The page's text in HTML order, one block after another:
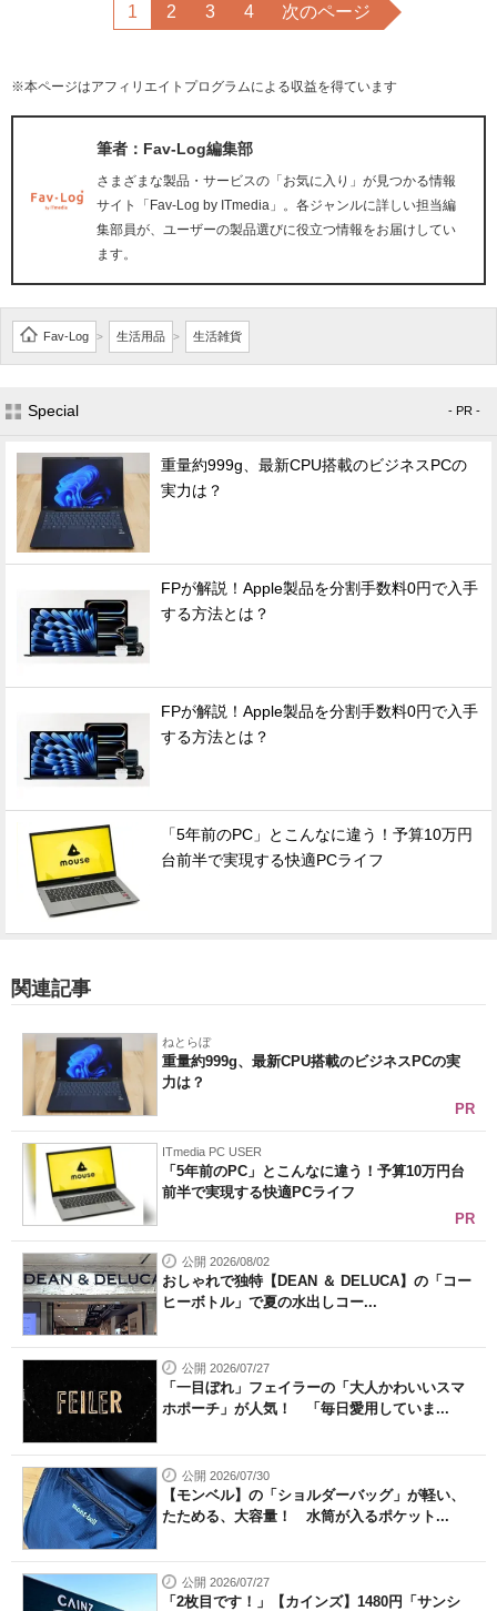
1 2 3 4 次のページ
※本ページはアフィリエイトプログラムによる収益を得ています
筆者：Fav-Log編集部
さまざまな製品・サービスの「お気に入り」が見つかる情報
サイト「Fav-Log by ITmedia」。各ジャンルに詳しい担当編
集部員が、ユーザーの製品選びに役立つ情報をお届けしてい
ます。
Fav-Log > 生活用品 > 生活雑貨
Special - PR -
重量約999g、最新CPU搭載のビジネスPCの
実力は？
FPが解説！Apple製品を分割手数料0円で入手
する方法とは？
FPが解説！Apple製品を分割手数料0円で入手
する方法とは？
「5年前のPC」とこんなに違う！予算10万円
台前半で実現する快適PCライフ
関連記事
ねとらぼ
重量約999g、最新CPU搭載のビジネスPCの実
力は？
PR
ITmedia PC USER
「5年前のPC」とこんなに違う！予算10万円台
前半で実現する快適PCライフ
PR
公開 2026/08/02
おしゃれで独特【DEAN ＆ DELUCA】の「コー
ヒーボトル」で夏の水出しコー...
公開 2026/07/27
「一目ぼれ」フェイラーの「大人かわいいスマ
ホポーチ」が人気！ 「毎日愛用していま...
公開 2026/07/30
【モンベル】の「ショルダーバッグ」が軽い、
たためる、大容量！ 水筒が入るポケット...
公開 2026/07/27
「2枚目です！」【カインズ】1480円「サンシ